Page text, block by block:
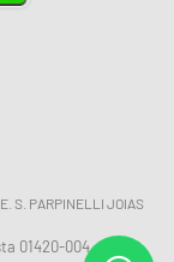
S. PARPINELLI JOIAS
01420-004